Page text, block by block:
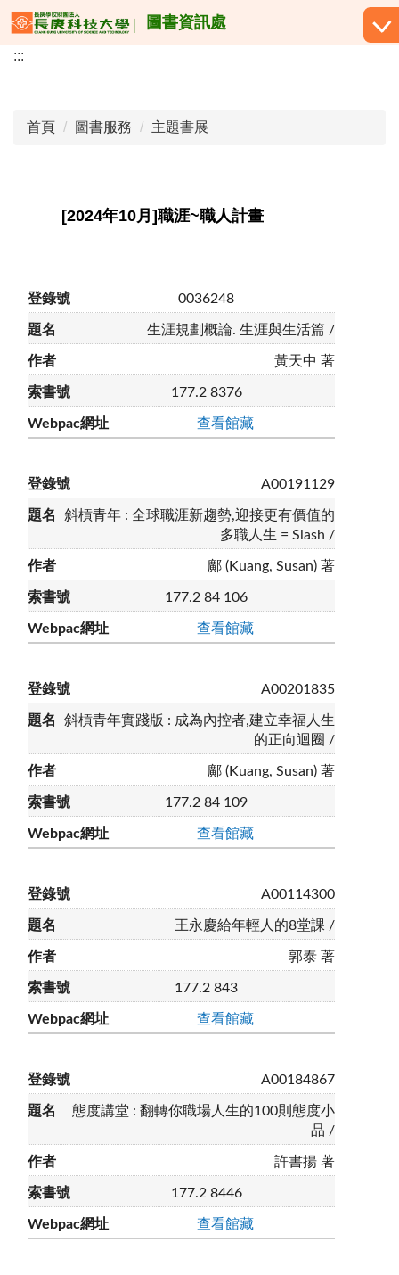
跳
到
主
圖書資訊處
:::
首頁 圖書服務 主題書展
[2024年10月]職涯~職人計畫
0036248
生涯規劃概論. 生涯與生活篇 /
黃天中 著
177.2 8376
查看館藏
A00191129
斜槓青年 : 全球職涯新趨勢,迎接更有價值的
多職人生 = Slash /
鄺 (Kuang, Susan) 著
177.2 84 106
查看館藏
A00201835
斜槓青年實踐版 : 成為內控者,建立幸福人生
的正向迴圈 /
鄺 (Kuang, Susan) 著
177.2 84 109
查看館藏
A00114300
王永慶給年輕人的8堂課 /
郭泰 著
177.2 843
查看館藏
A00184867
態度講堂 : 翻轉你職場人生的100則態度小
品 /
許書揚 著
177.2 8446
查看館藏